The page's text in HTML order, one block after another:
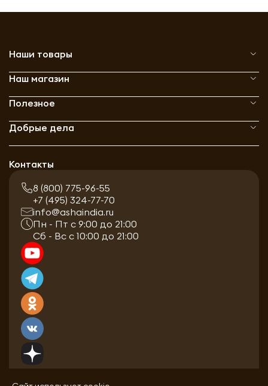
Наши товары
Наш магазин
Полезное
Добрые дела
Контакты
8 (800) 775-96-55
+7 (495) 324-77-70
info@ashaindia.ru
Пн - Пт с 9:00 до 21:00
Сб - Вс с 10:00 до 21:00